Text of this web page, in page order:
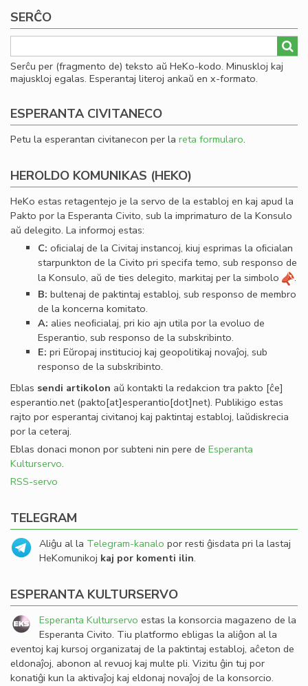
SERĈO
Serĉu per (fragmento de) teksto aŭ HeKo-kodo. Minuskloj kaj
majuskloj egalas. Esperantaj literoj ankaŭ en x-formato.
ESPERANTA CIVITANECO
Petu la esperantan civitanecon per la reta formularo.
HEROLDO KOMUNIKAS (HEKO)
HeKo estas retagentejo je la servo de la establoj en kaj apud la
Pakto por la Esperanta Civito, sub la imprimaturo de la Konsulo
aŭ delegito. La informoj estas:
C: oﬁcialaj de la Civitaj instancoj, kiuj esprimas la oﬁcialan
starpunkton de la Civito pri specifa temo, sub responso de
la Konsulo, aŭ de ties delegito, markitaj per la simbolo
.
B: bultenaj de paktintaj establoj, sub responso de membro
de la koncerna komitato.
A: alies neoﬁcialaj, pri kio ajn utila por la evoluo de
Esperantio, sub responso de la subskribinto.
E: pri Eŭropaj institucioj kaj geopolitikaj novaĵoj, sub
responso de la subskribinto.
Eblas sendi artikolon aŭ kontakti la redakcion tra pakto [ĉe]
esperantio.net(pakto[at]esperantio[dot]net). Publikigo estas
rajto por esperantaj civitanoj kaj paktintaj establoj, laŭdiskrecia
por la ceteraj.
Eblas donaci monon por subteni nin pere de Esperanta
Kulturservo.
RSS-servo
TELEGRAM
Aliĝu al la Telegram-kanalo por resti ĝisdata pri la lastaj
HeKomunikoj kaj por komenti ilin.
ESPERANTA KULTURSERVO
Esperanta Kulturservo estas la konsorcia magazeno de la
Esperanta Civito. Tiu platformo ebligas la aliĝon al la
eventoj kaj kursoj organizataj de la paktintaj establoj, aĉeton de
eldonaĵoj, abonon al revuoj kaj multe pli. Vizitu ĝin tuj por
konatiĝi kun la aktivaĵoj kaj eldonaj novaĵoj de la konsorcio.